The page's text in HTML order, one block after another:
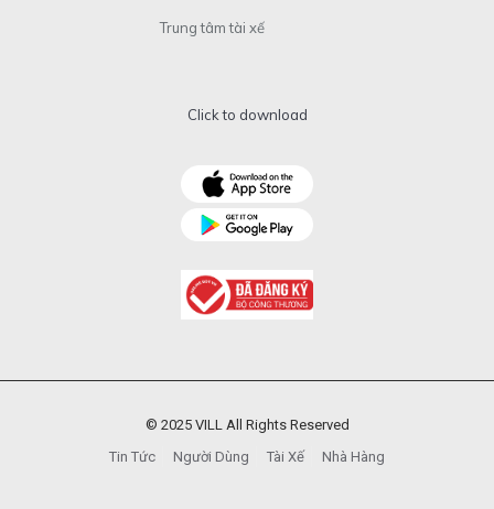
Trung tâm tài xế
Click to download
© 2025 VILL All Rights Reserved
Tin Tức
Người Dùng Tài Xế Nhà Hàng